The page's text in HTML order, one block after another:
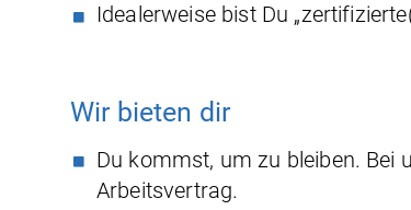
Idealerweise bist Du
Wir bieten dir
Du kommst, um zu bleiben. Bei
Arbeitsvertrag.